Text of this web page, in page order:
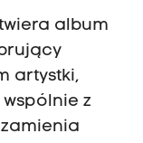
album
artystki,
wspólnie z